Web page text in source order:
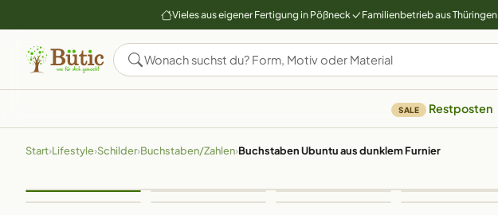
Vieles aus eigener Fertigung in Pößneck Familienbetrieb aus Thüringen
SALE Restposten
Start›Lifestyle›Schilder›Buchstaben/Zahlen›Buchstaben Ubuntu aus dunklem Furnier